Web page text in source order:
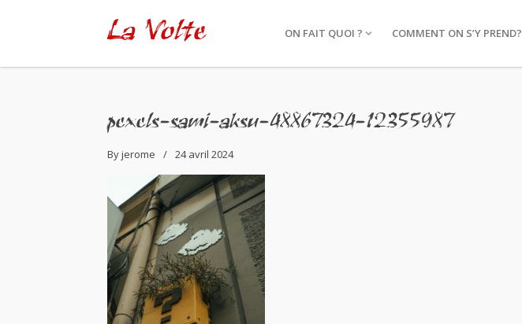
La Volte ON FAIT QUOI ? COMMENT ON S’Y PREND?
pexels-sami-aksu-48867324-12355987
Byjerome 24 avril 2024